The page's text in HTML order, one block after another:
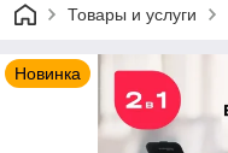
Товары и услуги
Новинка